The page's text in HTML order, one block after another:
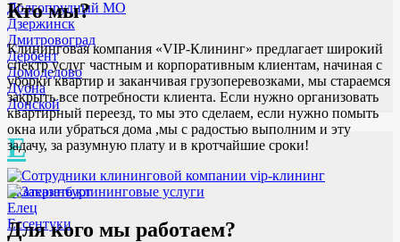
Долгопрудный МО
Дзержинск
Дмитровоград
Дербент
Домодедово
Дубна
Донской
Е
Екатеринбург
Елец
Ессентуки
Кто мы?
Клининговая компания «VIP-Клининг» предлагает широкий
спектр услуг частным и корпоративным клиентам, начиная с
уборки квартир и заканчивая грузоперевозками, мы стараемся
закрыть все потребности клиента. Если нужно организовать
квартирный переезд, то мы это сделаем, если нужно помыть
окна или убраться дома ,мы с радостью выполним и эту
задачу, за разумную плату и в кротчайшие сроки!
Для кого мы работаем?